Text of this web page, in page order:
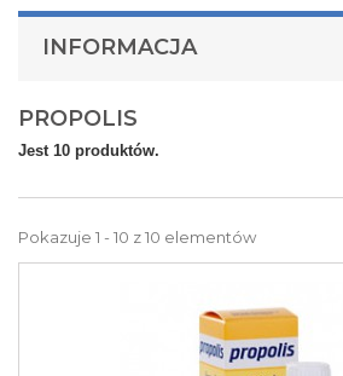
INFORMACJA
PROPOLIS
Jest 10 produktów.
Pokazuje 1 - 10 z 10 elementów